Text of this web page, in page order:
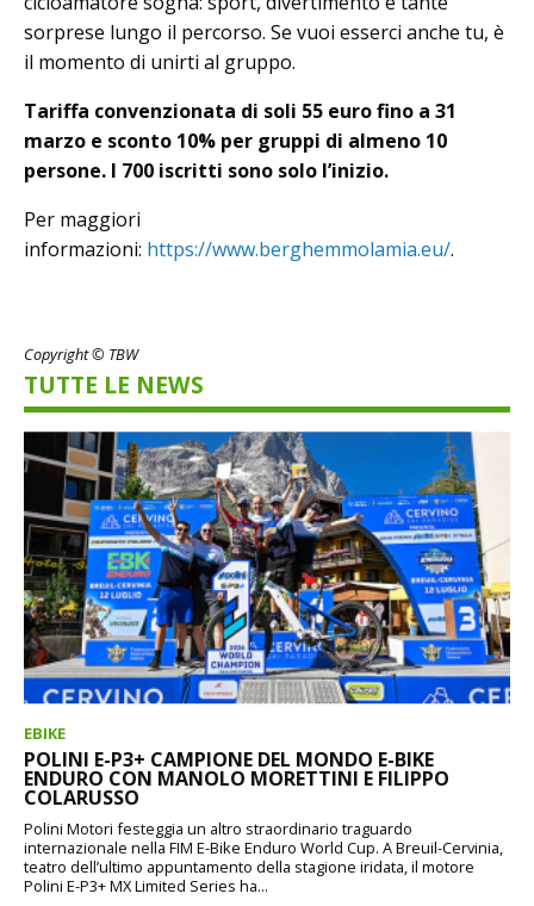
sorprese lungo il percorso. Se vuoi esserci anche tu, è
il momento di unirti al gruppo.
Tariffa convenzionata di soli 55 euro fino a 31
marzo e sconto 10% per gruppi di almeno 10
persone. I 700 iscritti sono solo l’inizio.
Per maggiori
informazioni: https://www.berghemmolamia.eu/.
Copyright © TBW
TUTTE LE NEWS
EBIKE
POLINI E-P3+ CAMPIONE DEL MONDO E-BIKE
ENDURO CON MANOLO MORETTINI E FILIPPO
COLARUSSO
Polini Motori festeggia un altro straordinario traguardo
internazionale nella FIM E-Bike Enduro World Cup. A Breuil-Cervinia,
teatro dell’ultimo appuntamento della stagione iridata, il motore
Polini E-P3+ MX Limited Series ha...